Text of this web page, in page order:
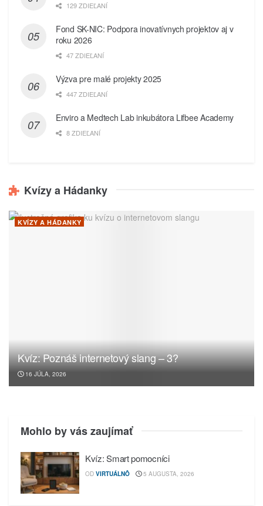
129 ZDIEĽANÍ
Fond SK-NIC: Podpora inovatívnych projektov aj v
roku 2026
47 ZDIEĽANÍ
Výzva pre malé projekty 2025
447 ZDIEĽANÍ
Enviro a Medtech Lab inkubátora Lifbee Academy
8 ZDIEĽANÍ
Kvízy a Hádanky
KVÍZY A HÁDANKY
Kvíz: Poznáš internetový slang – 3?
16 JÚLA, 2026
Mohlo by vás zaujímať
Kvíz: Smart pomocníci
OD VIRTUÁLNÔ 5 AUGUSTA, 2026